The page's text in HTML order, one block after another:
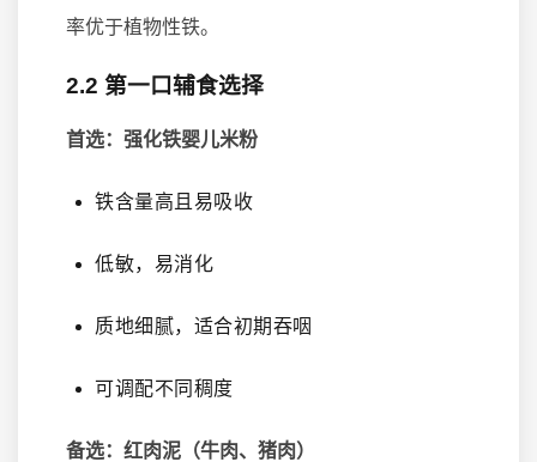
率优于植物性铁。
2.2 第一口辅食选择
首选：强化铁婴儿米粉
铁含量高且易吸收
低敏，易消化
质地细腻，适合初期吞咽
可调配不同稠度
备选：红肉泥（牛肉、猪肉）